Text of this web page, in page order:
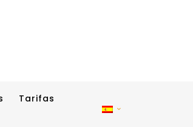
Tarifas